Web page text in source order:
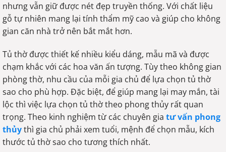
nhưng vẫn giữ được nét đẹp truyền thống. Với chất liệu
gỗ tự nhiên mang lại tính thẩm mỹ cao và giúp cho không
gian căn nhà trở nên bắt mắt hơn.
Tủ thờ được thiết kế nhiều kiểu dáng, mẫu mã và được
chạm khắc với các hoa văn ấn tượng. Tùy theo không gian
phòng thờ, nhu cầu của mỗi gia chủ để lựa chọn tủ thờ
sao cho phù hợp. Đặc biệt, để giúp mang lại may mắn, tài
lộc thì việc lựa chọn tủ thờ theo phong thủy rất quan
trọng. Theo kinh nghiệm từ các chuyên gia tư vấn phong
thủythì gia chủ phải xem tuổi, mệnh để chọn mẫu, kích
thước tủ thờ sao cho tương thích nhất.